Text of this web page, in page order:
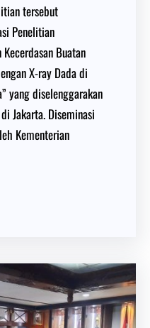
tersebut
Penelitian
Kecerdasan Buatan
X-ray Dada di
yang diselenggarakan
Jakarta. Diseminasi
Kementerian